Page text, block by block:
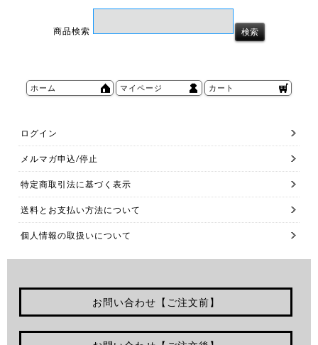
商品検索
ホーム マイページ カート
ログイン
メルマガ申込/停止
特定商取引法に基づく表示
送料とお支払い方法について
個人情報の取扱いについて
お問い合わせ【ご注文前】